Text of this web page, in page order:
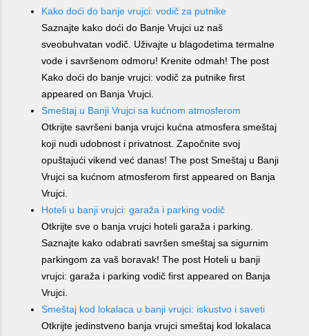
Kako doći do banje vrujci: vodič za putnike
Saznajte kako doći do Banje Vrujci uz naš
sveobuhvatan vodič. Uživajte u blagodetima termalne
vode i savršenom odmoru! Krenite odmah! The post
Kako doći do banje vrujci: vodič za putnike first
appeared on Banja Vrujci.
Smeštaj u Banji Vrujci sa kućnom atmosferom
Otkrijte savršeni banja vrujci kućna atmosfera smeštaj
koji nudi udobnost i privatnost. Započnite svoj
opuštajući vikend već danas! The post Smeštaj u Banji
Vrujci sa kućnom atmosferom first appeared on Banja
Vrujci.
Hoteli u banji vrujci: garaža i parking vodič
Otkrijte sve o banja vrujci hoteli garaža i parking.
Saznajte kako odabrati savršen smeštaj sa sigurnim
parkingom za vaš boravak! The post Hoteli u banji
vrujci: garaža i parking vodič first appeared on Banja
Vrujci.
Smeštaj kod lokalaca u banji vrujci: iskustvo i saveti
Otkrijte jedinstveno banja vrujci smeštaj kod lokalaca